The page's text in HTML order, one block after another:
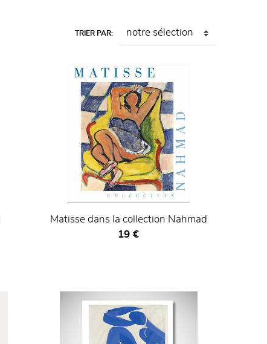
TRIER PAR:
Matisse dans la collection Nahmad
Prix ​​actuel
19 €